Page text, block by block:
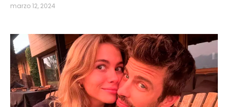
marzo 12, 2024